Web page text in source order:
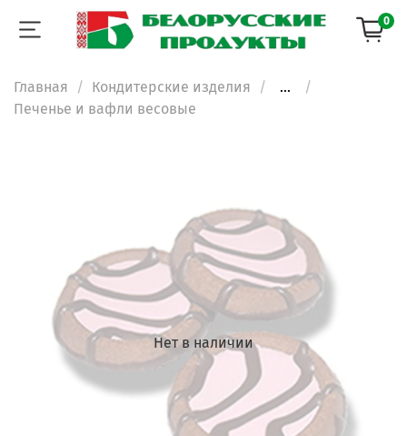
0
Главная Кондитерские изделия
...
Печенье и вафли весовые
Нет в наличии